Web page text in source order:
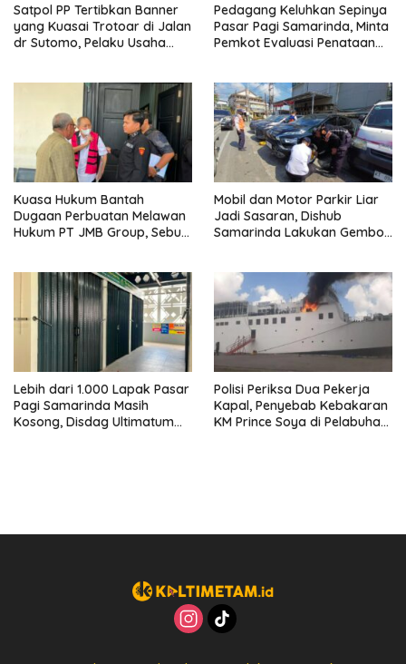
Satpol PP Tertibkan Banner
yang Kuasai Trotoar di Jalan
dr Sutomo, Pelaku Usaha
Pedagang Keluhkan Sepinya
Pasar Pagi Samarinda, Minta
Pemkot Evaluasi Penataan
Kuasa Hukum Bantah
Dugaan Perbuatan Melawan
Hukum PT JMB Group, Sebut
Mobil dan Motor Parkir Liar
Jadi Sasaran, Dishub
Samarinda Lakukan Gembok
Lebih dari 1.000 Lapak Pasar
Pagi Samarinda Masih
Kosong, Disdag Ultimatum
Polisi Periksa Dua Pekerja
Kapal, Penyebab Kebakaran
KM Prince Soya di Pelabuhan